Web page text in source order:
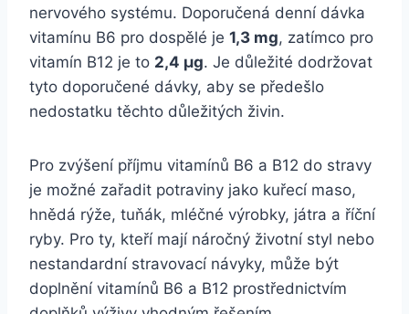
nervového systému. Doporučená denní dávka
vitamínu B6 pro dospělé je 1,3 mg, zatímco pro
vitamín B12 je to 2,4 μg. Je důležité dodržovat
tyto doporučené dávky, aby se předešlo
nedostatku těchto důležitých živin.
Pro zvýšení příjmu vitamínů B6 a B12 do stravy
je možné zařadit potraviny jako kuřecí maso,
hnědá rýže, tuňák, mléčné výrobky, játra a říční
ryby. Pro ty, kteří mají náročný životní styl nebo
nestandardní stravovací návyky, může být
doplnění vitamínů B6 a B12 prostřednictvím